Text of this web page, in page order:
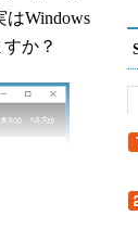
Windows
か？